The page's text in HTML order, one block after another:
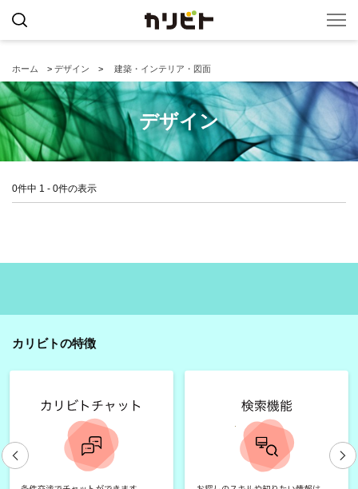
ホーム > デザイン > 建築・インテリア・図面
デザイン
0件中 1 - 0件の表示
カリビトの特徴